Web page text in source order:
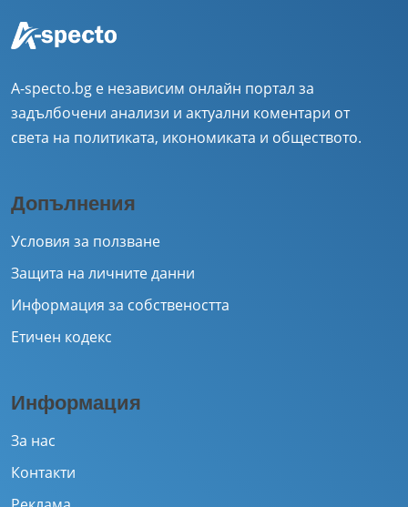
A-specto.bg е независим онлайн портал за
задълбочени анализи и актуални коментари от
света на политиката, икономиката и обществото.
Допълнения
Условия за ползване
Защита на личните данни
Информация за собствеността
Етичен кодекс
Информация
За нас
Контакти